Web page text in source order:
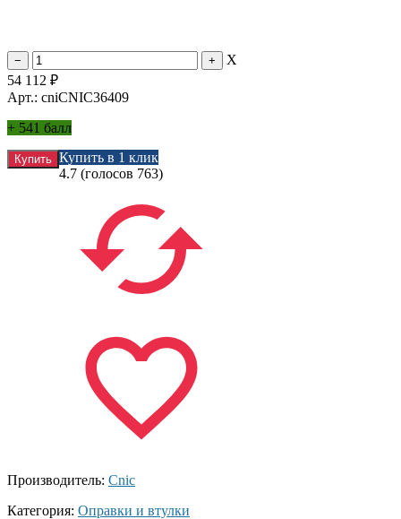
X
54 112 ₽
Арт.: cniCNIC36409
+ 541 балл
Купить в 1 клик
4.7 (голосов 763)
Производитель: Cnic
Категория: Оправки и втулки